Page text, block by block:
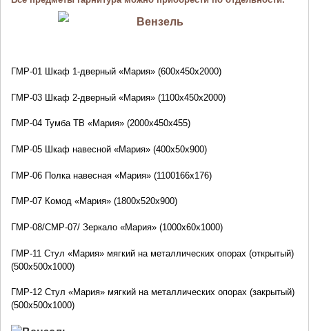
ГМР-01 Шкаф 1-дверный «Мария» (600х450х2000)
ГМР-03 Шкаф 2-дверный «Мария» (1100х450х2000)
ГМР-04 Тумба ТВ «Мария» (2000х450х455)
ГМР-05 Шкаф навесной «Мария» (400х50х900)
ГМР-06 Полка навесная «Мария» (1100166х176)
ГМР-07 Комод «Мария» (1800х520х900)
ГМР-08/СМР-07/ Зеркало «Мария» (1000х60х1000)
ГМР-11 Стул «Мария» мягкий на металлических опорах (открытый)
(500х500х1000)
ГМР-12 Стул «Мария» мягкий на металлических опорах (закрытый)
(500х500х1000)